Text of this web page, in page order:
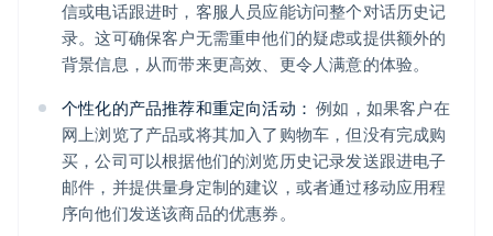
信或电话跟进时，客服人员应能访问整个对话历史记
录。这可确保客户无需重申他们的疑虑或提供额外的
背景信息，从而带来更高效、更令人满意的体验。
个性化的产品推荐和重定向活动： 例如，如果客户在
网上浏览了产品或将其加入了购物车，但没有完成购
买，公司可以根据他们的浏览历史记录发送跟进电子
邮件，并提供量身定制的建议，或者通过移动应用程
序向他们发送该商品的优惠券。